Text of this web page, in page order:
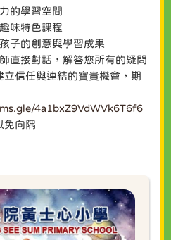
的學習空間
味特色課程
子的創意與學習成果
直接對話，解答您所有的疑問
信任與連結的寶貴機會，期
4a1bxZ9VdWVk6T6f6
免向隅